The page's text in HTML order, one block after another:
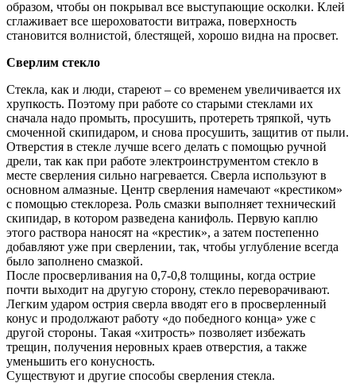
образом, чтобы он покрывал все выступающие осколки. Клей
сглаживает все шероховатости витража, поверхность
становится волнистой, блестящей, хорошо видна на просвет.
Сверлим стекло
Стекла, как и люди, стареют – со временем увеличивается их
хрупкость. Поэтому при работе со старыми стеклами их
сначала надо промыть, просушить, протереть тряпкой, чуть
смоченной скипидаром, и снова просушить, защитив от пыли.
Отверстия в стекле лучше всего делать с помощью ручной
дрели, так как при работе электроинструментом стекло в
месте сверления сильно нагревается. Сверла используют в
основном алмазные. Центр сверления намечают «крестиком»
с помощью стеклореза. Роль смазки выполняет технический
скипидар, в котором разведена канифоль. Первую каплю
этого раствора наносят на «крестик», а затем постепенно
добавляют уже при сверлении, так, чтобы углубление всегда
было заполнено смазкой.
После просверливания на 0,7-0,8 толщины, когда острие
почти выходит на другую сторону, стекло переворачивают.
Легким ударом острия сверла вводят его в просверленный
конус и продолжают работу «до победного конца» уже с
другой стороны. Такая «хитрость» позволяет избежать
трещин, получения неровных краев отверстия, а также
уменьшить его конусность.
Существуют и другие способы сверления стекла.